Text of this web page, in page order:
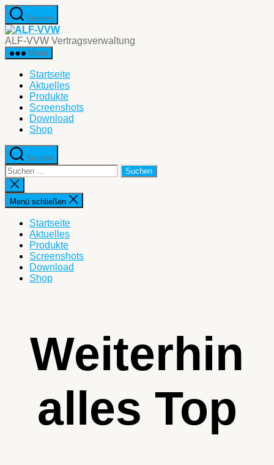
Zum
Inhalt
springen
Suchen
ALF-
VVW
ALF-VVW Vertragsverwaltung
Menü
Startseite
Aktuelles
Produkte
Screenshots
Download
Shop
Suchen
Suche
nach:
Suche
schließen
Menü schließen
Startseite
Aktuelles
Produkte
Screenshots
Download
Shop
Weiterhin
alles Top